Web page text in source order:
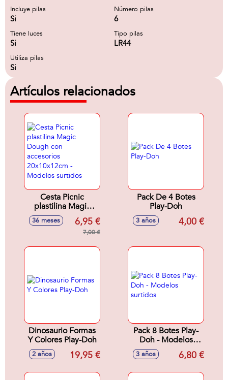
Incluye pilas
Si
Número pilas
6
Tiene luces
Si
Tipo pilas
LR44
Utiliza pilas
Si
Artículos relacionados
Cesta Picnic
plastilina Magic
Dough con
accesorios
20x10x12cm -
36 meses 6,95 €
7,00 €
Pack De 4 Botes
Play-Doh
3 años 4,00 €
Dinosaurio Formas
Y Colores Play-Doh
2 años 19,95 €
Pack 8 Botes Play-
Doh - Modelos
surtidos
3 años 6,80 €